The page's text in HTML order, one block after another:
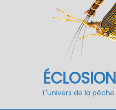
L'univers de la